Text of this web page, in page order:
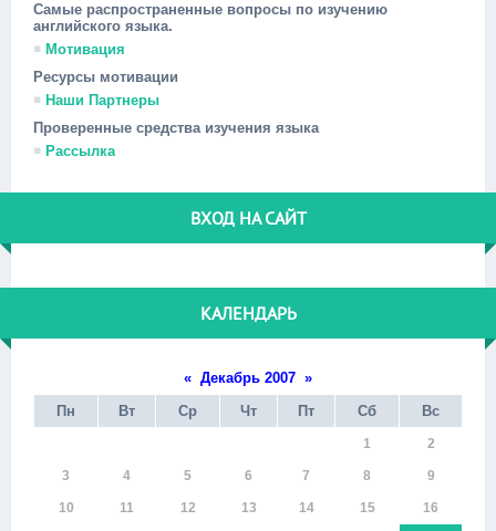
Самые распространенные вопросы по изучению
английского языка.
Мотивация
Ресурсы мотивации
Наши Партнеры
Проверенные средства изучения языка
Рассылка
ВХОД НА САЙТ
КАЛЕНДАРЬ
« Декабрь 2007 »
Пн
Вт Ср Чт Пт Сб Вс
1 2
3 4 5 6 7 8 9
10 11 12 13 14 15 16